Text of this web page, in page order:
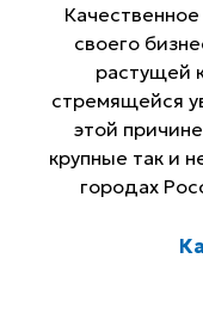
своего
растущей
стремящейся
этой
крупные так и
городах